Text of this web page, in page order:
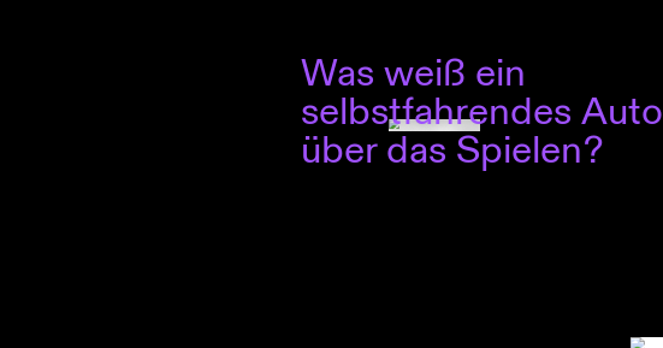
Was weiß ein
selbstfahrendes Auto
über das Spielen?